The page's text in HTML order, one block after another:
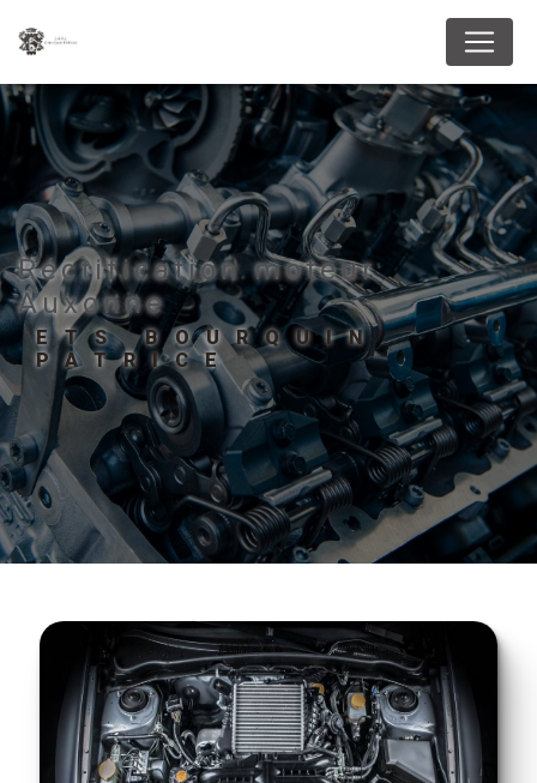
Réctification moteur
Auxonne
ETS BOURQUIN
PATRICE